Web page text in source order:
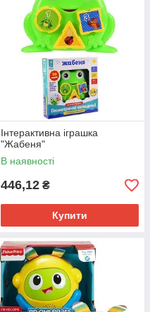
Інтерактивна іграшка
"Жабеня"
В наявності
446,12 ₴
Купити